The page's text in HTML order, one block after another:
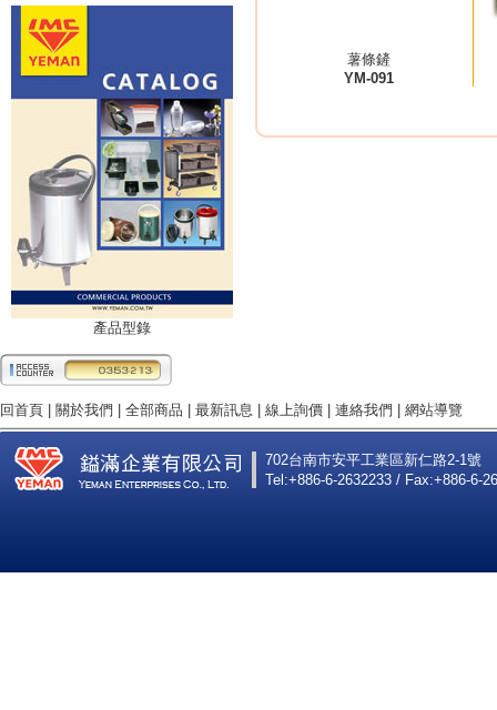
產品型錄
薯條鏟
YM-091
回首頁 | 關於我們 | 全部商品 | 最新訊息 | 線上詢價 | 連絡我們 | 網站導覽
702台南市安平工業區新仁路2-1號
Tel:+886-6-2632233 / Fax:+886-6-